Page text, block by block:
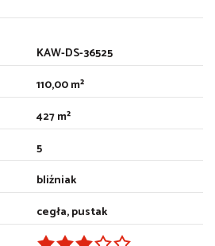
KAW-DS-36525
110,00 m²
427 m²
5
bliźniak
cegła, pustak